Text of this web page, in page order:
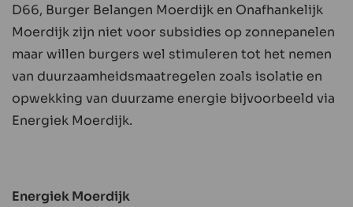
D66, Burger Belangen Moerdijk en Onafhankelijk
Moerdijk zijn niet voor subsidies op zonnepanelen
maar willen burgers wel stimuleren tot het nemen
van duurzaamheidsmaatregelen zoals isolatie en
opwekking van duurzame energie bijvoorbeeld via
Energiek Moerdijk.
Energiek Moerdijk